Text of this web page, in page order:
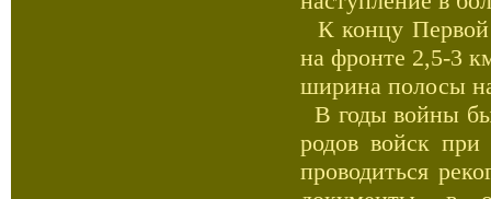
К концу Первой
на фронте 2,5-3
ширина полосы
В годы войны
родов войск
проводиться